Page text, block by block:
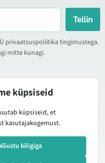
Tellin
privaatsuspoliitika tingimustega.
mitte kunagi.
uute toodete ning
tooteülevaateid.
küpsiseid
küpsiseid, et
kasutajakogemust.
kõigiga